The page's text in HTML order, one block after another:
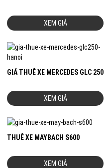
XEM GIÁ
GIÁ THUÊ XE MERCEDES GLC 250
XEM GIÁ
THUÊ XE MAYBACH S600
XEM GIÁ